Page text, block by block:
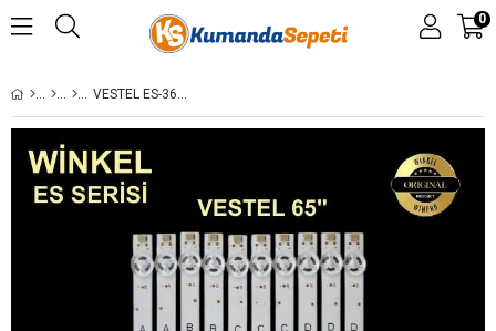
0
VESTEL ES-3605,JL.D65081330-078ES-M_V01, JL.D65081330-078GS-M_V01, JL.D65081330-078HS-M_V01, JL.D65081330-078FS-M_V01, LED BARVES650QNTS-2D-N41, VESTEL 65U9500, 65U9400, 65UL9500, REGAL 65R7540UA, 65R7540UB